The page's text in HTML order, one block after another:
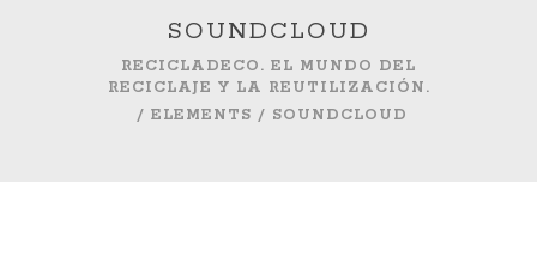
SOUNDCLOUD
RECICLADECO. EL MUNDO DEL
RECICLAJE Y LA REUTILIZACIÓN.
/ ELEMENTS / SOUNDCLOUD